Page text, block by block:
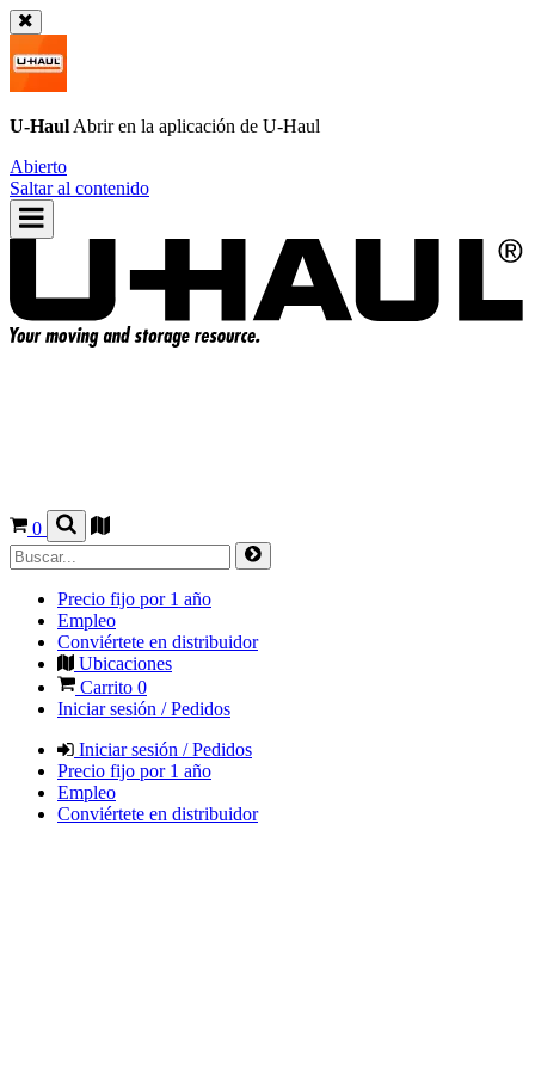
U-Haul Abrir en la aplicación de U-Haul
Abierto
Saltar al contenido
0
Precio fijo por 1 año
Empleo
Conviértete en distribuidor
Ubicaciones
Carrito 0
Iniciar sesión / Pedidos
Iniciar sesión / Pedidos
Precio fijo por 1 año
Empleo
Conviértete en distribuidor